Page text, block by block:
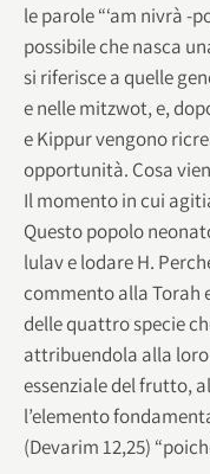
le parole “‘am nivrà -
possibile che nasca
si riferisce a quelle
e nelle mitzwot, e,
e Kippur vengono
opportunità. Cosa
Il momento in cui
Questo popolo
lulav e lodare H.
commento alla Torah
delle quattro specie
attribuendola alla
essenziale del frutto,
l’elemento
(Devarim 12,25)